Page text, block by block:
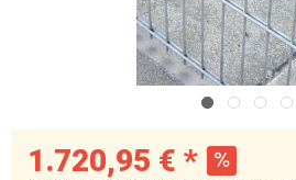
1.720,95 € *